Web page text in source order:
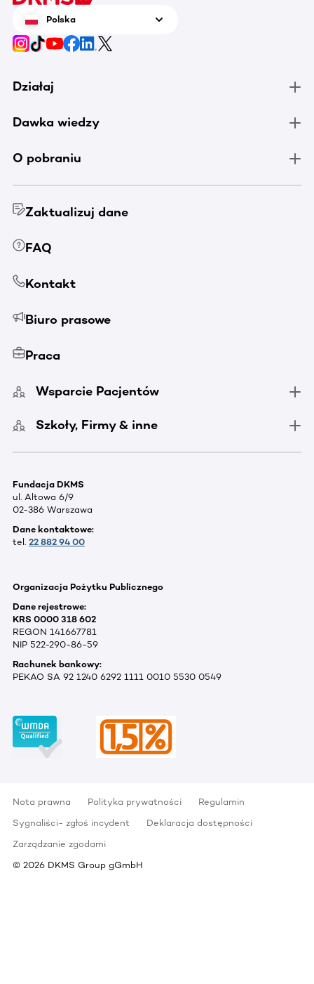
Polska
Działaj
Dawka wiedzy
O pobraniu
Zaktualizuj dane
FAQ
Kontakt
Biuro prasowe
Praca
Wsparcie Pacjentów
Szkoły, Firmy & inne
Fundacja DKMS
ul. Altowa 6/9
02-386 Warszawa
Dane kontaktowe:
tel. 22 882 94 00
Organizacja Pożytku Publicznego
Dane rejestrowe:
KRS 0000 318 602
REGON 141667781
NIP 522-290-86-59
Rachunek bankowy:
PEKAO SA 92 1240 6292 1111 0010 5530 0549
Nota prawna Polityka prywatności
Regulamin
Sygnaliści- zgłoś incydent
Deklaracja dostępności
Zarządzanie zgodami
© 2026 DKMS Group gGmbH